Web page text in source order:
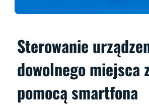
Sterowanie
dowolnego miejsca
pomocą smartfona